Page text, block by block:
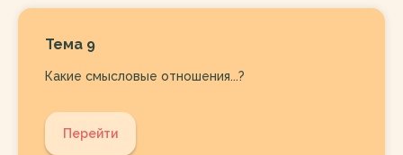
Тема 9
Какие смысловые отношения...?
Перейти